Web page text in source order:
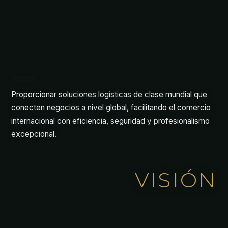
Proporcionar soluciones logísticas de clase mundial que
conecten negocios a nivel global, facilitando el comercio
internacional con eficiencia, seguridad y profesionalismo
excepcional.
VISIÓN